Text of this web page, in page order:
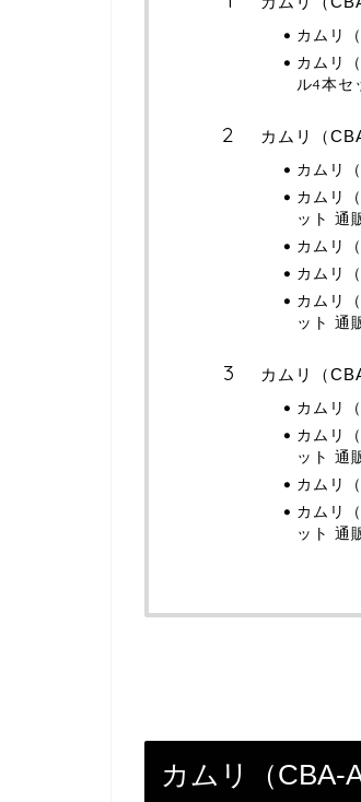
カムリ
カムリ
ル4本セ
カムリ（
カムリ
カムリ
ット 通
カムリ
カムリ
カムリ
ット 通
カムリ（
カムリ
カムリ
ット 通
カムリ
カムリ
ット 通
カムリ（CBA-